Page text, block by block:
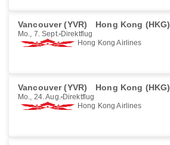
Vancouver (YVR) Hong Kong (HKG)
Mo., 7. Sept. Direktflug
Hong Kong Airlines
Vancouver (YVR) Hong Kong (HKG)
Mo., 24. Aug. Direktflug
Hong Kong Airlines